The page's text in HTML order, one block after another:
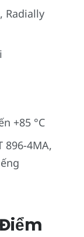
Radially
+85 °C
896-4MA,